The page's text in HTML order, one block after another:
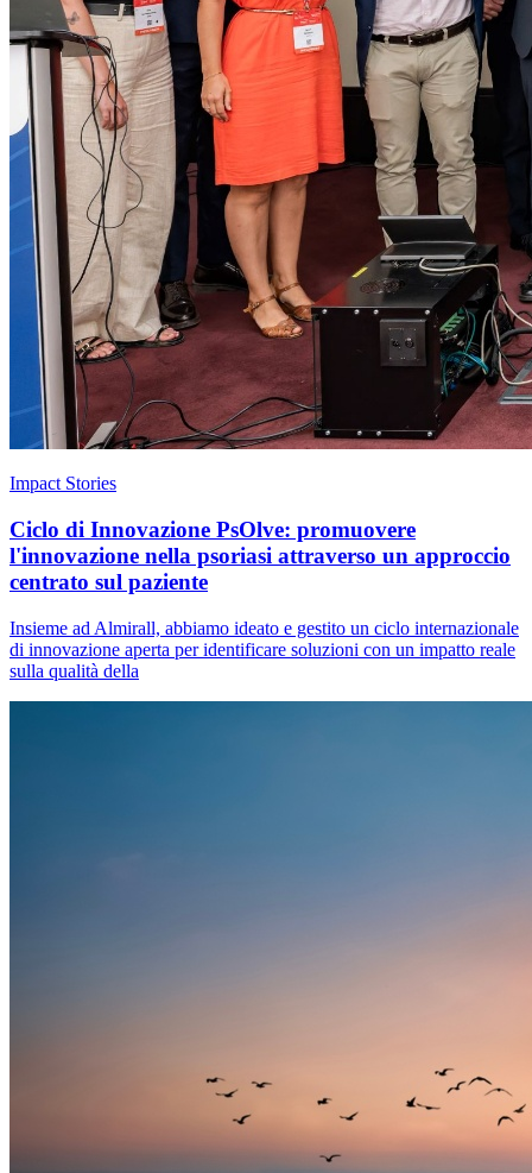
Impact Stories
Ciclo di Innovazione PsOlve: promuovere
l'innovazione nella psoriasi attraverso un approccio
centrato sul paziente
Insieme ad Almirall, abbiamo ideato e gestito un ciclo internazionale
di innovazione aperta per identificare soluzioni con un impatto reale
sulla qualità della